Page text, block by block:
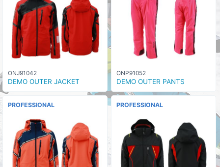
ONJ91042
DEMO OUTER JACKET
ONP91052
DEMO OUTER PANTS
PROFESSIONAL PROFESSIONAL